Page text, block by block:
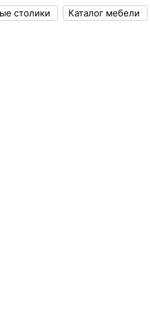
столики Каталог мебели